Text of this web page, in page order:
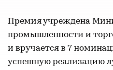
Премия учреждена
промышленности и
и вручается в 7
успешную реализацию